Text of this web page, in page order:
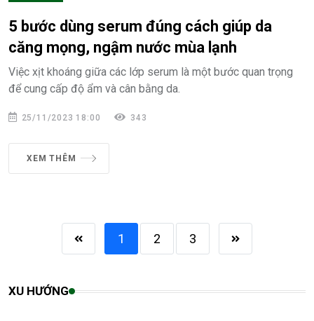
5 bước dùng serum đúng cách giúp da
căng mọng, ngậm nước mùa lạnh
Việc xịt khoáng giữa các lớp serum là một bước quan trọng
để cung cấp độ ẩm và cân bằng da.
25/11/2023 18:00 343
XEM THÊM
1 2 3
XU HƯỚNG